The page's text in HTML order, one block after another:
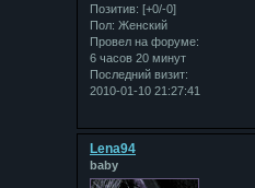
Позитив: [+0/-0]
Пол: Женский
Провел на форуме:
6 часов 20 минут
Последний визит:
2010-01-10 21:27:41
Lena94
baby